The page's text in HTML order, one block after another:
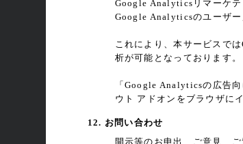
Google Analyticsリマーケテ
Google Analyticsのユーザー
これにより、本サービスで
析が可能となっております。
「Google Analyticsの広告
ウト アドオンをブラウザに
12. お問い合わせ
開示等のお申出、ご意見、